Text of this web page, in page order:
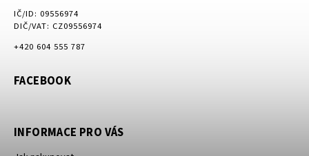
IČ/ID: 09556974
DIČ/VAT: CZ09556974
+420 604 555 787
FACEBOOK
INFORMACE PRO VÁS